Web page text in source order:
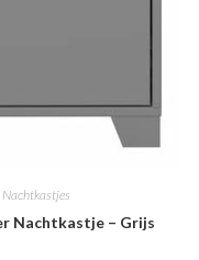
Nachtkastjes
Nachtkastje – Grijs